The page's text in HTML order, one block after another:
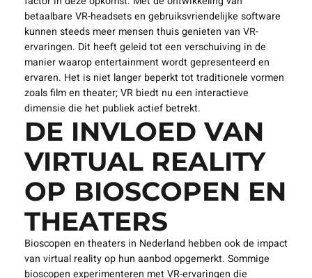
betaalbare VR-headsets en gebruiksvriendelijke software
kunnen steeds meer mensen thuis genieten van VR-
ervaringen. Dit heeft geleid tot een verschuiving in de
manier waarop entertainment wordt gepresenteerd en
ervaren. Het is niet langer beperkt tot traditionele vormen
zoals film en theater; VR biedt nu een interactieve
dimensie die het publiek actief betrekt.
DE INVLOED VAN
VIRTUAL REALITY
OP BIOSCOPEN EN
THEATERS
Bioscopen en theaters in Nederland hebben ook de impact
van virtual reality op hun aanbod opgemerkt. Sommige
bioscopen experimenteren met VR-ervaringen die